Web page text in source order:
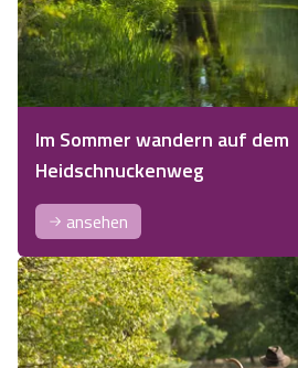
Im Sommer wandern auf dem
Heidschnuckenweg
ansehen